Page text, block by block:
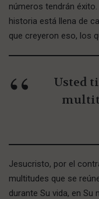
números tendrán éxito.
historia está llena de
que creyeron eso, los
Usted
Jesucristo, por el
multitudes que se
durante Su vida, en